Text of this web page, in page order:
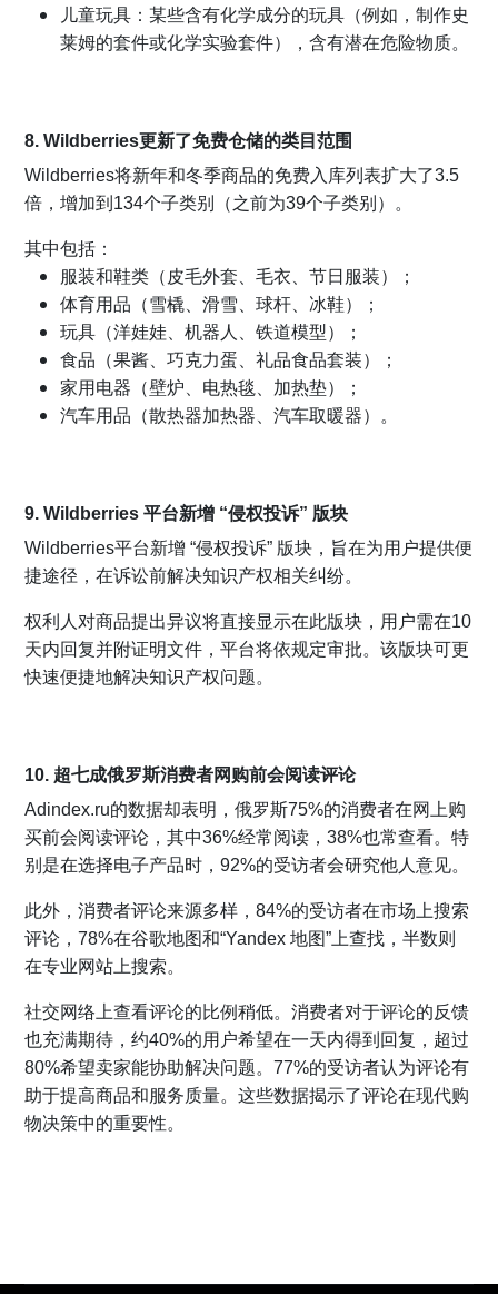
儿童玩具：某些含有化学成分的玩具（例如，制作史
莱姆的套件或化学实验套件），含有潜在危险物质。
8. Wildberries更新了免费仓储的类目范围
Wildberries将新年和冬季商品的免费入库列表扩大了3.5
倍，增加到134个子类别（之前为39个子类别）。
其中包括：
服装和鞋类（皮毛外套、毛衣、节日服装）；
体育用品（雪橇、滑雪、球杆、冰鞋）；
玩具（洋娃娃、机器人、铁道模型）；
食品（果酱、巧克力蛋、礼品食品套装）；
家用电器（壁炉、电热毯、加热垫）；
汽车用品（散热器加热器、汽车取暖器）。
9. Wildberries 平台新增 “侵权投诉” 版块
Wildberries平台新增 “侵权投诉” 版块，旨在为用户提供便
捷途径，在诉讼前解决知识产权相关纠纷。
权利人对商品提出异议将直接显示在此版块，用户需在10
天内回复并附证明文件，平台将依规定审批。该版块可更
快速便捷地解决知识产权问题。
10. 超七成俄罗斯消费者网购前会阅读评论
Adindex.ru的数据却表明，俄罗斯75%的消费者在网上购
买前会阅读评论，其中36%经常阅读，38%也常查看。特
别是在选择电子产品时，92%的受访者会研究他人意见。
此外，消费者评论来源多样，84%的受访者在市场上搜索
评论，78%在谷歌地图和“Yandex 地图”上查找，半数则
在专业网站上搜索。
社交网络上查看评论的比例稍低。消费者对于评论的反馈
也充满期待，约40%的用户希望在一天内得到回复，超过
80%希望卖家能协助解决问题。77%的受访者认为评论有
助于提高商品和服务质量。这些数据揭示了评论在现代购
物决策中的重要性。